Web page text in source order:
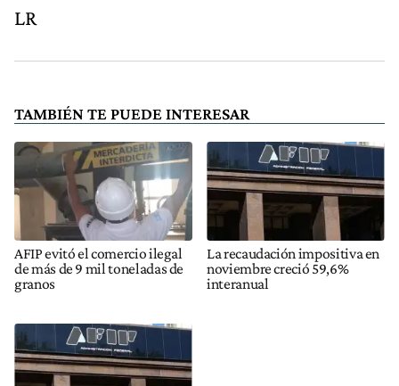
LR
TAMBIÉN TE PUEDE INTERESAR
AFIP evitó el comercio ilegal
de más de 9 mil toneladas de
granos
La recaudación impositiva en
noviembre creció 59,6%
interanual